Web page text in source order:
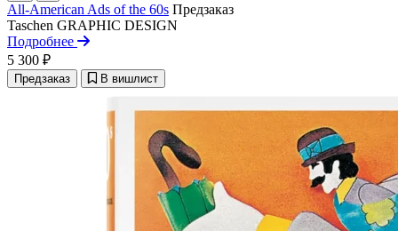
All-American Ads of the 60s Предзаказ
Taschen GRAPHIC DESIGN
Подробнее
5 300 ₽
Предзаказ В вишлист